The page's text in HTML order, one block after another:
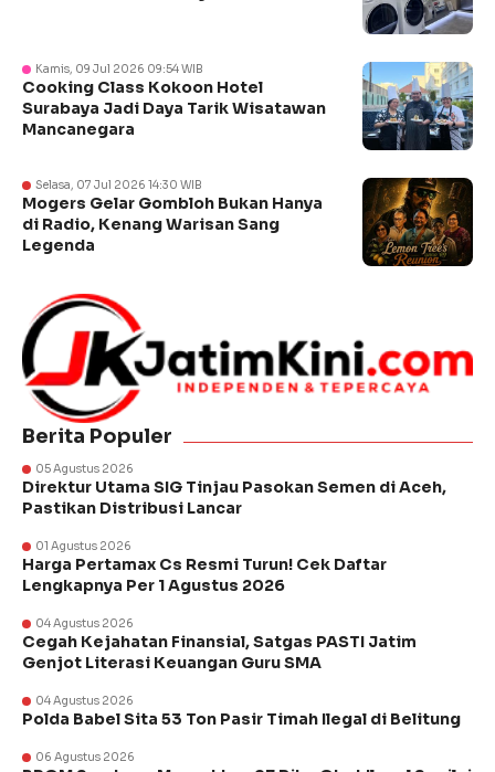
Kamis, 09 Jul 2026 09:54 WIB
Cooking Class Kokoon Hotel
Surabaya Jadi Daya Tarik Wisatawan
Mancanegara
Selasa, 07 Jul 2026 14:30 WIB
Mogers Gelar Gombloh Bukan Hanya
di Radio, Kenang Warisan Sang
Legenda
Berita Populer
05 Agustus 2026
Direktur Utama SIG Tinjau Pasokan Semen di Aceh,
Pastikan Distribusi Lancar
01 Agustus 2026
Harga Pertamax Cs Resmi Turun! Cek Daftar
Lengkapnya Per 1 Agustus 2026
04 Agustus 2026
Cegah Kejahatan Finansial, Satgas PASTI Jatim
Genjot Literasi Keuangan Guru SMA
04 Agustus 2026
Polda Babel Sita 53 Ton Pasir Timah Ilegal di Belitung
06 Agustus 2026